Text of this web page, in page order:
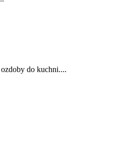
do kuchni....